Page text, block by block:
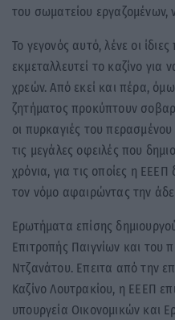
του σωματείου εργαζομένων,
Το γεγονός αυτό, λένε οι ίδιες
εκμεταλλευτεί το καζίνο
χρεών. Από εκεί και πέρα,
ζητήματος προκύπτουν
οι πυρκαγιές του
τις μεγάλες οφειλές που
χρόνια, για τις οποίες η
τον νόμο αφαιρώντας την
Ερωτήματα επίσης
Επιτροπής Παιγνίων και του
Ντζανάτου. Επειτα από την
Καζίνο Λουτρακίου, η ΕΕΕΠ
υπουργεία Οικονομικών και